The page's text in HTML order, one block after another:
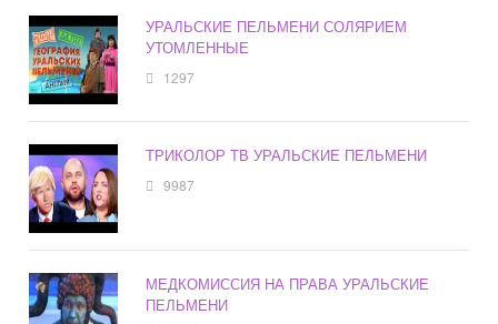
УРАЛЬСКИЕ ПЕЛЬМЕНИ СОЛЯРИЕМ
УТОМЛЕННЫЕ
1297
ТРИКОЛОР ТВ УРАЛЬСКИЕ ПЕЛЬМЕНИ
9987
МЕДКОМИССИЯ НА ПРАВА УРАЛЬСКИЕ
ПЕЛЬМЕНИ